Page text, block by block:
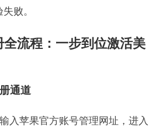
败。
流程：一步到位激活美
通道
入苹果官方账号管理网址，进入